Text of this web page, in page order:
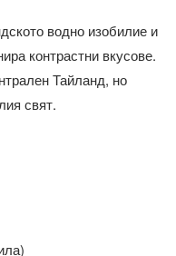
водно изобилие и
контрастни вкусове.
Тайланд, но
свят.